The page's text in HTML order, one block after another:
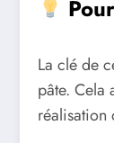
La clé de
pâte. Cela
réalisation